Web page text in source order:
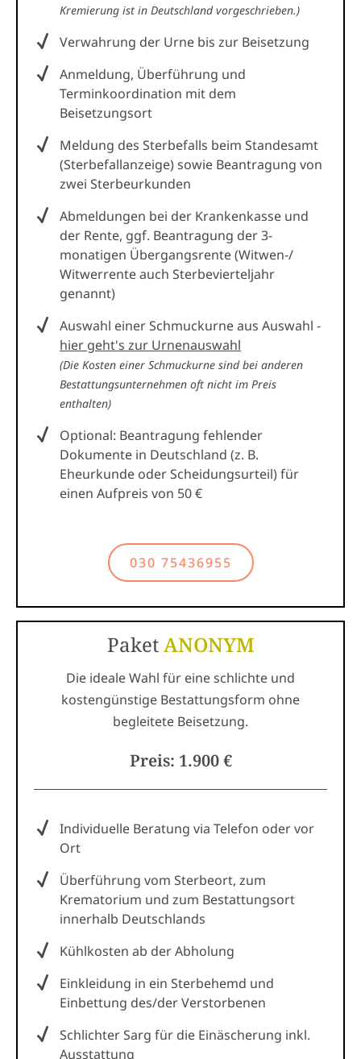
Kremierung ist in Deutschland vorgeschrieben.)
Verwahrung der Urne bis zur Beisetzung
Anmeldung, Überführung und
Terminkoordination mit dem
Beisetzungsort
Meldung des Sterbefalls beim Standesamt
(Sterbefallanzeige) sowie Beantragung von
zwei Sterbeurkunden
Abmeldungen bei der Krankenkasse und
der Rente, ggf. Beantragung der 3-
monatigen Übergangsrente (Witwen-/
Witwerrente auch Sterbevierteljahr
genannt)
Auswahl einer Schmuckurne aus Auswahl -
hier geht's zur Urnenauswahl
(Die Kosten einer Schmuckurne sind bei anderen
Bestattungsunternehmen oft nicht im Preis
enthalten)
Optional: Beantragung fehlender
Dokumente in Deutschland (z. B.
Eheurkunde oder Scheidungsurteil) für
einen Aufpreis von 50 €
030 75436955
PaketANONYM
Die ideale Wahl für eine schlichte und
kostengünstige Bestattungsform ohne
begleitete Beisetzung.
Preis: 1.900 €
Individuelle Beratung via Telefon oder vor
Ort
Überführung vom Sterbeort, zum
Krematorium und zum Bestattungsort
innerhalb Deutschlands
Kühlkosten ab der Abholung
Einkleidung in ein Sterbehemd und
Einbettung des/der Verstorbenen
Schlichter Sarg für die Einäscherung inkl.
Ausstattung